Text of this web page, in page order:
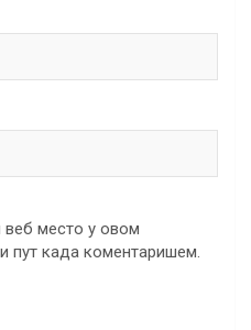
веб место у овом
пут када коментаришем.